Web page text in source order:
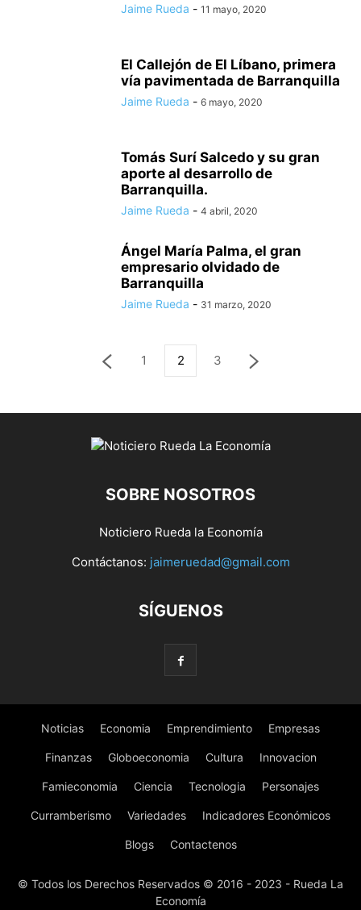
Jaime Rueda - 11 mayo, 2020
El Callejón de El Líbano, primera
vía pavimentada de Barranquilla
Jaime Rueda - 6 mayo, 2020
Tomás Surí Salcedo y su gran
aporte al desarrollo de
Barranquilla.
Jaime Rueda - 4 abril, 2020
Ángel María Palma, el gran
empresario olvidado de
Barranquilla
Jaime Rueda - 31 marzo, 2020
1 2 3
SOBRE NOSOTROS
Noticiero Rueda la Economía
Contáctanos: jaimeruedad@gmail.com
SÍGUENOS
Noticias Economia Emprendimiento Empresas
Finanzas Globoeconomia Cultura Innovacion
Famieconomia Ciencia Tecnologia Personajes
Curramberismo Variedades Indicadores Económicos
Blogs Contactenos
© Todos los Derechos Reservados © 2016 - 2023 - Rueda La
Economía